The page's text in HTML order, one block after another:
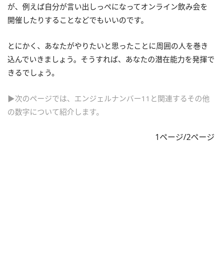
が、例えば自分が言い出しっぺになってオンライン飲み会を
開催したりすることなどでもいいのです。
とにかく、あなたがやりたいと思ったことに周囲の人を巻き
込んでいきましょう。そうすれば、あなたの潜在能力を発揮で
きるでしょう。
▶次のページでは、エンジェルナンバー11と関連するその他
の数字について紹介します。
1ページ/2ページ